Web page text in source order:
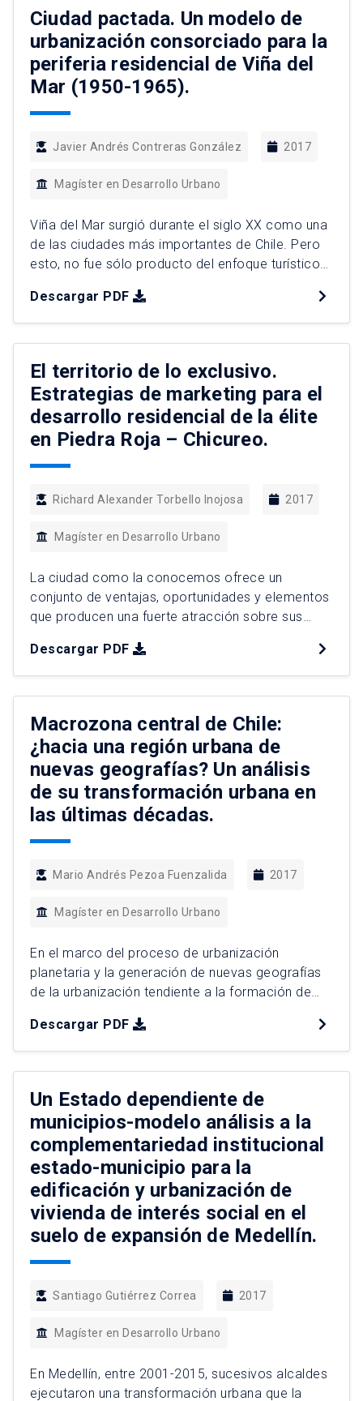
han sido promovidos por las políticas
habitacionales, dedicados a […]
Ciudad pactada. Un modelo de
urbanización consorciado para la
periferia residencial de Viña del
Mar (1950-1965).
Javier Andrés Contreras González 2017
Magíster en Desarrollo Urbano
Viña del Mar surgió durante el siglo XX como una
de las ciudades más importantes de Chile. Pero
esto, no fue sólo producto del enfoque turístico
años 30, ni por su cercanía con Valparaíso y
Santiago. La planificación urbana tomó
relevancia entre los actores locales, sobre todo
[…]
Descargar PDF
El territorio de lo exclusivo.
Estrategias de marketing para el
desarrollo residencial de la élite
en Piedra Roja – Chicureo.
Richard Alexander Torbello Inojosa 2017
Magíster en Desarrollo Urbano
La ciudad como la conocemos ofrece un
conjunto de ventajas, oportunidades y elementos
que producen una fuerte atracción sobre sus
actividades diversas que resultan en variadas
percepciones que van desde el nivel de vida
material, hasta las posibilidades de acceso a
servicios. Así como el espacio urbano ofrece […]
Descargar PDF
Macrozona central de Chile:
¿hacia una región urbana de
nuevas geografías? Un análisis
de su transformación urbana en
las últimas décadas.
Mario Andrés Pezoa Fuenzalida 2017
Magíster en Desarrollo Urbano
En el marco del proceso de urbanización
planetaria y la generación de nuevas geografías
de la urbanización tendiente a la formación de
propósito analizar la evolución de la Macrozona
Central planteando la hipótesis de la
conformación de una Región Urbana en las
últimas décadas que se caracteriza por el […]
Descargar PDF
Un Estado dependiente de
municipios-modelo análisis a la
complementariedad institucional
estado-municipio para la
edificación y urbanización de
vivienda de interés social en el
suelo de expansión de Medellín.
Santiago Gutiérrez Correa 2017
Magíster en Desarrollo Urbano
En Medellín, entre 2001-2015, sucesivos alcaldes
ejecutaron una transformación urbana que la